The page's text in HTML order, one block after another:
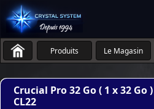
Produits Le Magasin
Crucial Pro 32 Go ( 1 x 32 Go
CL22